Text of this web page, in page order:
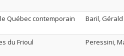
Québec contemporain Baril, Gérald
du Frioul Peressini,